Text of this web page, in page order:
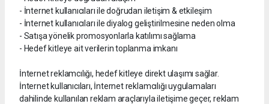
- İnternet kullanıcıları ile doğrudan iletişim & etkileşim
- İnternet kullanıcıları ile diyalog geliştirilmesine neden olma
- Satışa yönelik promosyonlarla katılımı sağlama
- Hedef kitleye ait verilerin toplanma imkanı
İnternet reklamcılığı, hedef kitleye direkt ulaşımı sağlar.
İnternet kullanıcıları, İnternet reklamcılığı uygulamaları
dahilinde kullanılan reklam araçlarıyla iletişime geçer, reklam